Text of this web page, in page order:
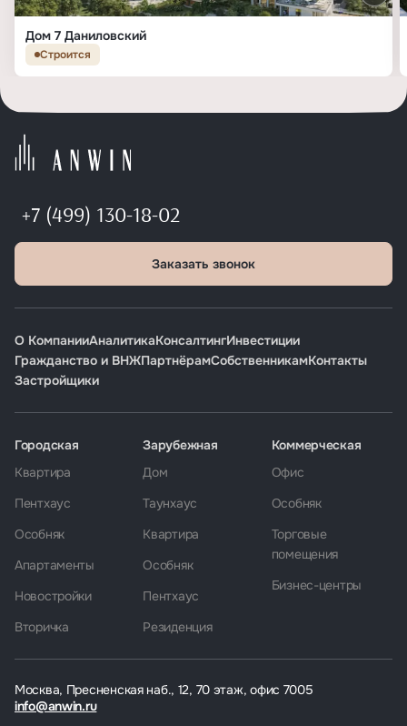
Дом 7 Даниловский
Строится
+7 (499) 130-18-02
Заказать звонок
О КомпанииАналитикаКонсалтингИнвестиции
Гражданство и ВНЖПартнёрамСобственникамКонтакты
Застройщики
Москва, Пресненская наб., 12, 70 этаж, офис 7005
info@anwin.ru
Городская
Квартира
Пентхаус
Особняк
Апартаменты
Новостройки
Вторичка
Зарубежная
Дом
Таунхаус
Квартира
Особняк
Пентхаус
Резиденция
Коммерческая
Офис
Особняк
Торговые
помещения
Бизнес-центры